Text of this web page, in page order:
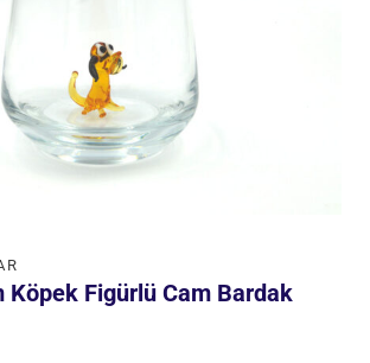
Köpek Figürlü Cam Bardak